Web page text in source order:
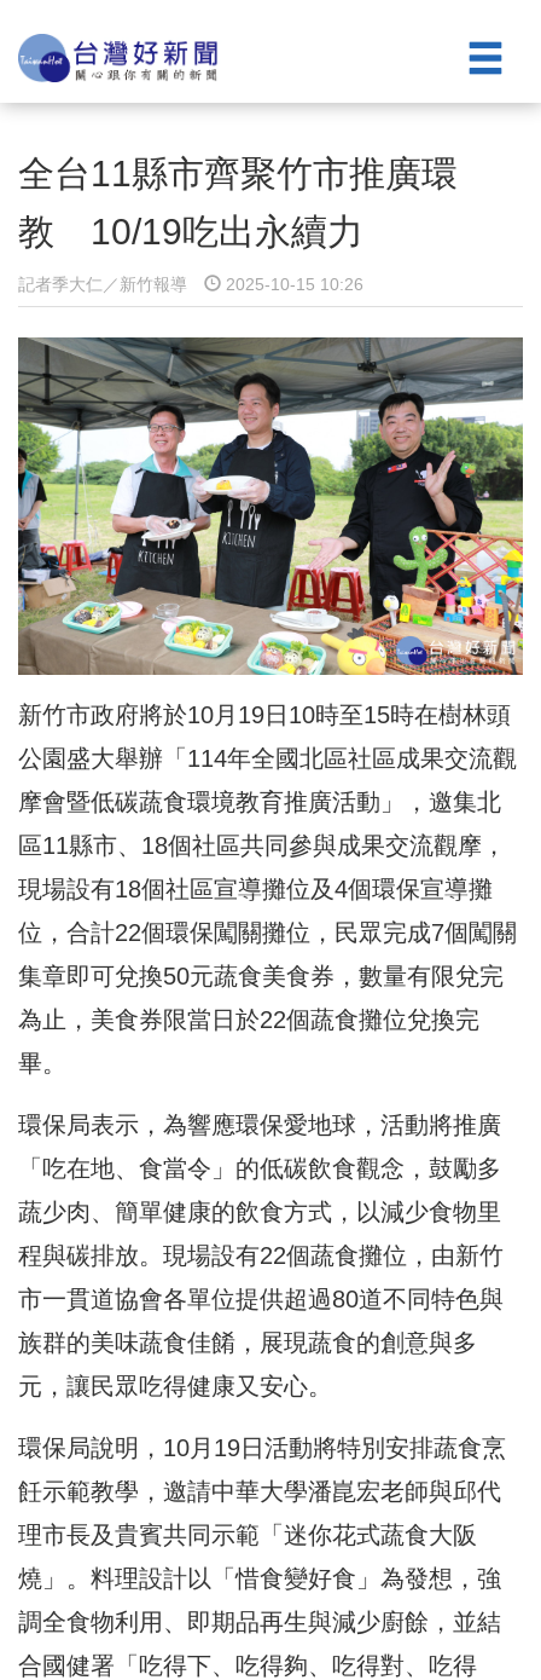
全台11縣市齊聚竹市推廣環
教 10/19吃出永續力
記者季大仁／新竹報導 2025-10-15 10:26
新竹市政府將於10月19日10時至15時在樹林頭
公園盛大舉辦「114年全國北區社區成果交流觀
摩會暨低碳蔬食環境教育推廣活動」，邀集北
區11縣市、18個社區共同參與成果交流觀摩，
現場設有18個社區宣導攤位及4個環保宣導攤
位，合計22個環保闖關攤位，民眾完成7個闖關
集章即可兌換50元蔬食美食券，數量有限兌完
為止，美食券限當日於22個蔬食攤位兌換完
畢。
環保局表示，為響應環保愛地球，活動將推廣
「吃在地、食當令」的低碳飲食觀念，鼓勵多
蔬少肉、簡單健康的飲食方式，以減少食物里
程與碳排放。現場設有22個蔬食攤位，由新竹
市一貫道協會各單位提供超過80道不同特色與
族群的美味蔬食佳餚，展現蔬食的創意與多
元，讓民眾吃得健康又安心。
環保局說明，10月19日活動將特別安排蔬食烹
飪示範教學，邀請中華大學潘崑宏老師與邱代
理市長及貴賓共同示範「迷你花式蔬食大阪
燒」。料理設計以「惜食變好食」為發想，強
調全食物利用、即期品再生與減少廚餘，並結
合國健署「吃得下、吃得夠、吃得對、吃得